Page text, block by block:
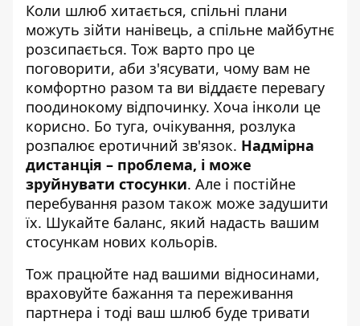
Коли шлюб хитається, спільні плани
можуть зійти нанівець, а спільне майбутнє
розсипається. Тож варто про це
поговорити, аби з'ясувати, чому вам не
комфортно разом та ви віддаєте перевагу
поодинокому відпочинку. Хоча інколи це
корисно. Бо туга, очікування, розлука
розпалює еротичний зв'язок. Надмірна
дистанція – проблема, і може
зруйнувати стосунки. Але і постійне
перебування разом також може задушити
їх. Шукайте баланс, який надасть вашим
стосункам нових кольорів.
Тож працюйте над вашими відносинами,
враховуйте бажання та переживання
партнера і тоді ваш шлюб буде тривати